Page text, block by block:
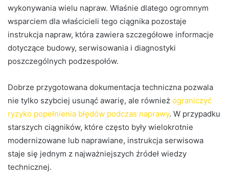
wykonywania wielu napraw. Właśnie dlatego ogromnym
wsparciem dla właścicieli tego ciągnika pozostaje
instrukcja napraw, która zawiera szczegółowe informacje
dotyczące budowy, serwisowania i diagnostyki
poszczególnych podzespołów.
Dobrze przygotowana dokumentacja techniczna pozwala
nie tylko szybciej usunąć awarię, ale również ograniczyć
ryzyko popełnienia błędów podczas naprawy. W przypadku
starszych ciągników, które często były wielokrotnie
modernizowane lub naprawiane, instrukcja serwisowa
staje się jednym z najważniejszych źródeł wiedzy
technicznej.